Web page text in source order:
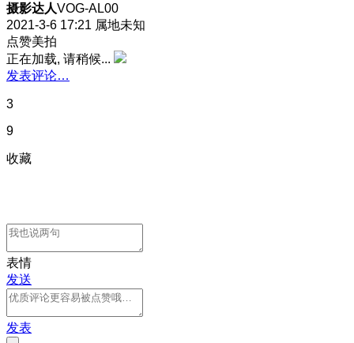
摄影达人VOG-AL00
2021-3-6 17:21 属地未知
点赞美拍
正在加载, 请稍候...
发表评论…
3
9
收藏
表情
发送
发表